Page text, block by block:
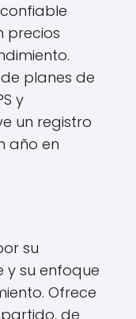
precios
planes de
y
un registro
año en
su
y su enfoque
Ofrece
de